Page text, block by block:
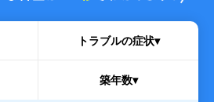
トラブルの症状▾
築年数▾